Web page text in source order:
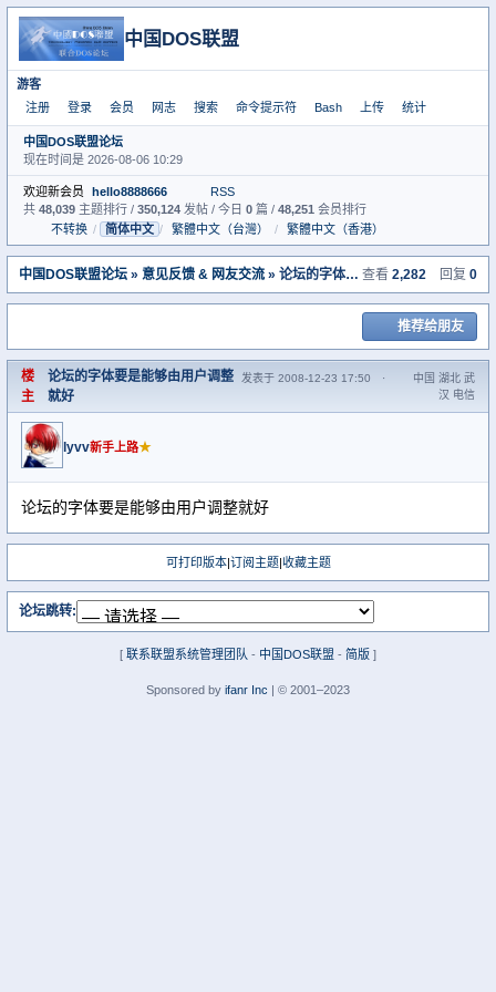
中国DOS联盟
游客
注册
登录 会员 网志 搜索 命令提示符 Bash 上传 统计
中国DOS联盟论坛
现在时间是 2026-08-06 10:29
欢迎新会员 hello8888666
RSS
共 48,039 主题排行 / 350,124 发帖 / 今日 0 篇 / 48,251 会员排行
不转换 / 简体中文 / 繁體中文（台灣） / 繁體中文（香港）
中国DOS联盟论坛 » 意见反馈 & 网友交流 » 论坛的字体要是能够由用户调整就好 查看 2,282 回复 0
推荐给朋友
楼
主
论坛的字体要是能够由用户调整
就好
发表于 2008-12-23 17:50 ·
中国 湖北 武
汉 电信
lyvv新手上路★
论坛的字体要是能够由用户调整就好
可打印版本|订阅主题|收藏主题
论坛跳转:
[ 联系联盟系统管理团队 - 中国DOS联盟 - 简版 ]
Sponsored by ifanr Inc | © 2001–2023